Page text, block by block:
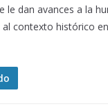
le dan avances a la
contexto histórico